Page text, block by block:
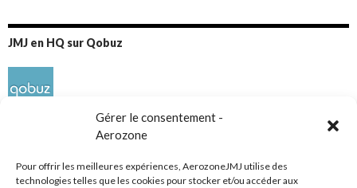
Gérer le consentement -
Aerozone
Pour offrir les meilleures expériences, AerozoneJMJ utilise des
technologies telles que les cookies pour stocker et/ou accéder aux
JMJ en HQ sur Qobuz